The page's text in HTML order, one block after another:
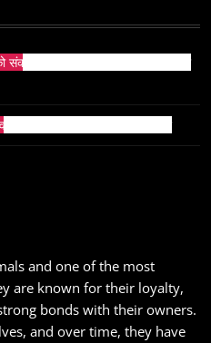
प्रतिक्रिया ‘यो
सुरुवात हो’ — गृहमन्त्री
23, 2026
पाकिस्तानको पानी संकटको भित्री
समेत कालो सिसा हटाइयो
and one of the most
are known for their loyalty,
bonds with their owners.
and over time, they have